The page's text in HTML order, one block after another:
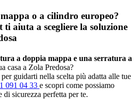
o a cilindro europeo?
aiuta a scegliere la soluzione
a doppia mappa e una serratura a
casa a Zola Predosa?
guidarti nella scelta più adatta alle tue
091 04 33 e scopri come possiamo
sicurezza perfetta per te.